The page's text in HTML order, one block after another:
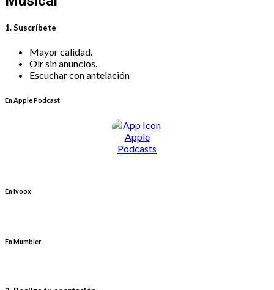
1. Suscríbete
Mayor calidad.
Oír sin anuncios.
Escuchar con antelación
En Apple Podcast
En Ivoox
En Mumbler